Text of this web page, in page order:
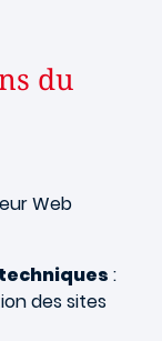
du
Web
:
des sites